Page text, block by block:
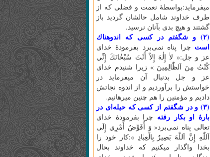
ميفرمايد:بواسطۀ نعمت و فضلى كه از
طرف خداوند شامل حالشان گرديد باز
گشتند و هيچ بدى بآنان نرسيد.
(۲) و شگفتم در كسى كه اندوهناك
است چرا پناه نمى‌برد بفرمودۀ خداى
عز و جل:« لاٰ إِلٰهَ‌ إِلاّٰ أَنْتَ‌ سُبْحٰانَكَ‌ إِنِّي
كُنْتُ‌ مِنَ‌ اَلظّٰالِمِينَ‌ » زيرا شنيدم خداى
عز و جل بدنبال آن ميفرمايد در
خواستش را برآورديم و از اندوه نجاتش
داديم و مؤمنين را هم چنين ميرهانيم.
(۳) و در شگفتم از كسى كه حيله‌اى در
بارۀ او بكار رفته چرا بفرمودۀ خداى
تعالى پناه نمى‌برد« وَ أُفَوِّضُ‌ أَمْرِي إِلَى
اَللّٰهِ‌ إِنَّ‌ اَللّٰهَ‌ بَصِيرٌ بِالْعِبٰادِ »:كار خود را
بخدا واگذار ميكنيم كه خداوند بحال